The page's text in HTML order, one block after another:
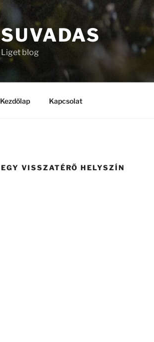
SUVADAS
Liget blog
Kezdőlap Kapcsolat
EGY VISSZATÉRŐ HELYSZÍN